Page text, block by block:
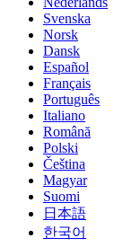
Svenska
Norsk
Dansk
Español
Français
Português
Italiano
Română
Polski
Čeština
Magyar
Suomi
日本語
한국어